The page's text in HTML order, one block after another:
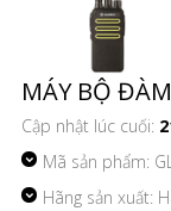
MÁY BỘ
Cập nhật lúc cuối:
Mã sản phẩm:
Hãng sản xuất: